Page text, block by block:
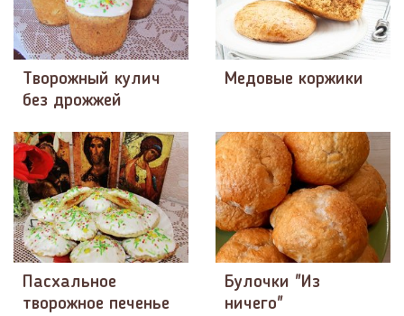
Творожный кулич
без дрожжей
Медовые коржики
Пасхальное
творожное печенье
Булочки "Из
ничего"